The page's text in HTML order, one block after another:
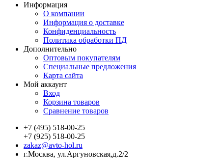
Информация
О компании
Информация о доставке
Конфиденциальность
Политика обработки ПД
Дополнительно
Оптовым покупателям
Специальные предложения
Карта сайта
Мой аккаунт
Вход
Корзина товаров
Сравнение товаров
+7 (495) 518-00-25
+7 (925) 518-00-25
zakaz@avto-hol.ru
г.Москва, ул.Аргуновская,д.2/2